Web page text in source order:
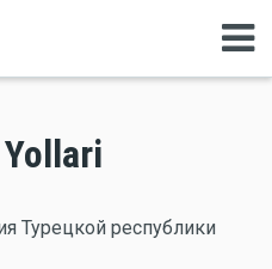
Турецкой республики